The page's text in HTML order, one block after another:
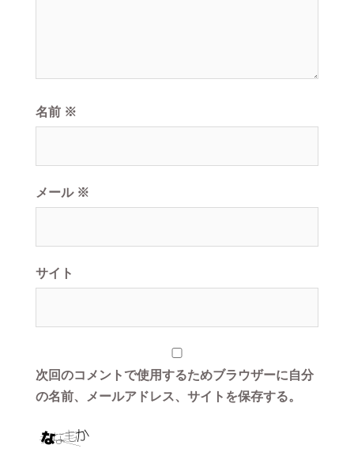
名前 ※
メール ※
サイト
次回のコメントで使用するためブラウザーに自分
の名前、メールアドレス、サイトを保存する。